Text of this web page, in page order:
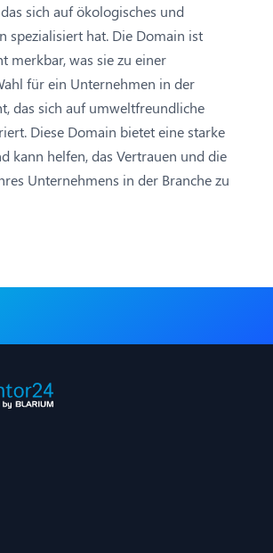
sich auf ökologisches und
spezialisiert hat. Die Domain ist
merkbar, was sie zu einer
für ein Unternehmen in der
das sich auf umweltfreundliche
Diese Domain bietet eine starke
kann helfen, das Vertrauen und die
Unternehmens in der Branche zu